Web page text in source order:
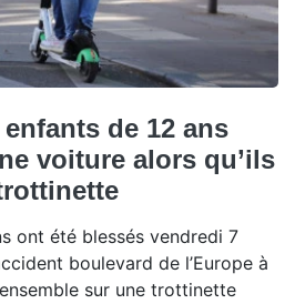
de 12 ans
voiture alors qu’ils
ont été blessés vendredi 7
boulevard de l’Europe à
sur une trottinette